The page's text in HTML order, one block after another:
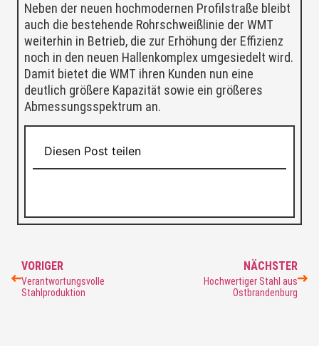
Neben der neuen hochmodernen Profilstraße bleibt
auch die bestehende Rohrschweißlinie der WMT
weiterhin in Betrieb, die zur Erhöhung der Effizienz
noch in den neuen Hallenkomplex umgesiedelt wird.
Damit bietet die WMT ihren Kunden nun eine
deutlich größere Kapazität sowie ein größeres
Abmessungsspektrum an.
Diesen Post teilen
VORIGER
Verantwortungsvolle
Stahlproduktion
NÄCHSTER
Hochwertiger Stahl aus
Ostbrandenburg